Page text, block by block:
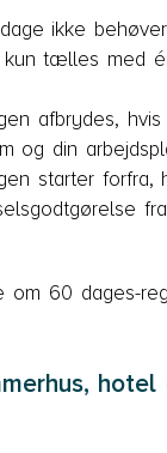
ikke
kun tælles med
afbrydes,
og din
starter forfra,
om 60 dages-